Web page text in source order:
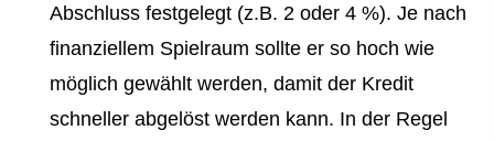
Abschluss festgelegt (z.B. 2 oder 4 %). Je nach
finanziellem Spielraum sollte er so hoch wie
möglich gewählt werden, damit der Kredit
schneller abgelöst werden kann. In der Regel